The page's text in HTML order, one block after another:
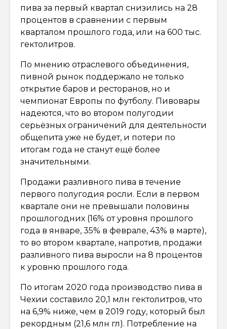
пива за первый квартал снизились на 28
процентов в сравнении с первым
кварталом прошлого года, или на 600 тыс.
гектолитров.
По мнению отраслевого объединения,
пивной рынок поддержало не только
открытие баров и ресторанов, но и
чемпионат Европы по футболу. Пивовары
надеются, что во втором полугодии
серьёзных ограничений для деятельности
общепита уже не будет, и потери по
итогам года не станут ещё более
значительными.
Продажи разливного пива в течение
первого полугодия росли. Если в первом
квартале они не превышали половины
прошлогодних (16% от уровня прошлого
года в январе, 35% в феврале, 43% в марте),
то во втором квартале, напротив, продажи
разливного пива выросли на 8 процентов
к уровню прошлого года.
По итогам 2020 года производство пива в
Чехии составило 20,1 млн гектолитров, что
на 6,9% ниже, чем в 2019 году, который был
рекордным (21,6 млн гл). Потребление на